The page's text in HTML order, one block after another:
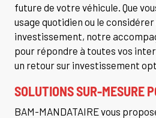
future de votre véhicule. Que
usage quotidien ou le considérer
investissement, notre
pour répondre à toutes vos
un retour sur investissement
SOLUTIONS SUR-MESURE
BAM-MANDATAIRE vous